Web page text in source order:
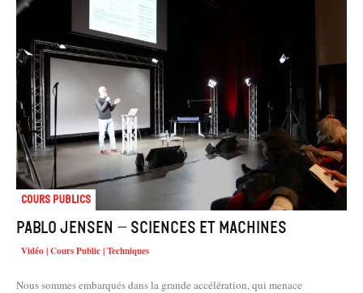
Cours Publics
Pablo Jensen – Sciences et machines
Vidéo | Cours Public | Techniques
Nous sommes embarqués dans la grande accélération, qui menace